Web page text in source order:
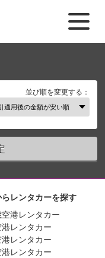
並び順を変更する：
らレンタカーを探す
港レンタカー
レンタカー
レンタカー
レンタカー